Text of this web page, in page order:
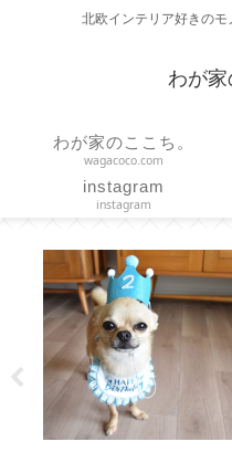
北欧インテリア好きのモ
わが家
わが家のここち。
wagacoco.com
instagram
instagram